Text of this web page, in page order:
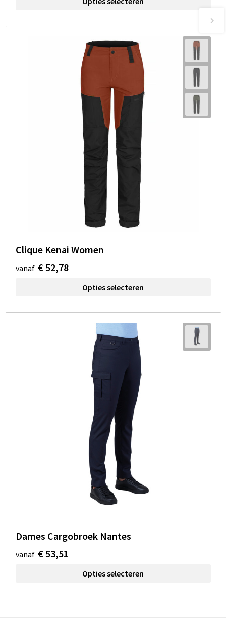
Clique Kenai Women
vanaf € 52,78
Opties selecteren
Dames Cargobroek Nantes
vanaf € 53,51
Opties selecteren